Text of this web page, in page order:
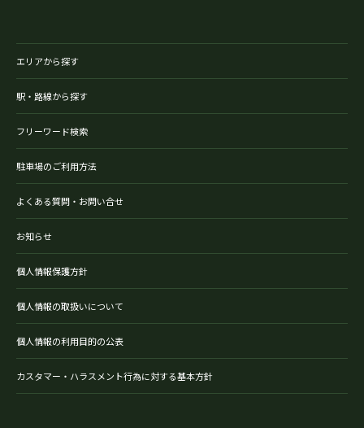
エリアから探す
駅・路線から探す
フリーワード検索
駐車場のご利用方法
よくある質問・お問い合せ
お知らせ
個人情報保護方針
個人情報の取扱いについて
個人情報の利用目的の公表
カスタマー・ハラスメント行為に対する基本方針